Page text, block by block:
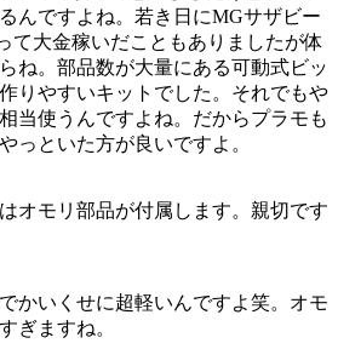
んですよね。若き日にMGサザビー
て大金稼いだこともありましたが体
ね。部品数が大量にある可動式ビッ
りやすいキットでした。それでもや
当使うんですよね。だからプラモも
っといた方が良いですよ。
オモリ部品が付属します。親切です
かいくせに超軽いんですよ笑。オモ
ぎますね。